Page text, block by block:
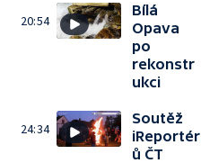
20:54
Bílá
Opava
po
rekonstr
ukci
24:34
Soutěž
iReportér
ů ČT